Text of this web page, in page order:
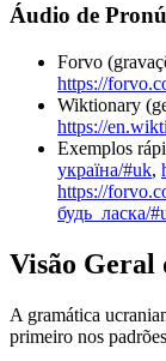
Áudio de
Forvo
https://
Wiktionary
https://
Exemplos
україна/#uk,
https://
будь_ласка/
Visão Geral
A gramática
primeiro nos